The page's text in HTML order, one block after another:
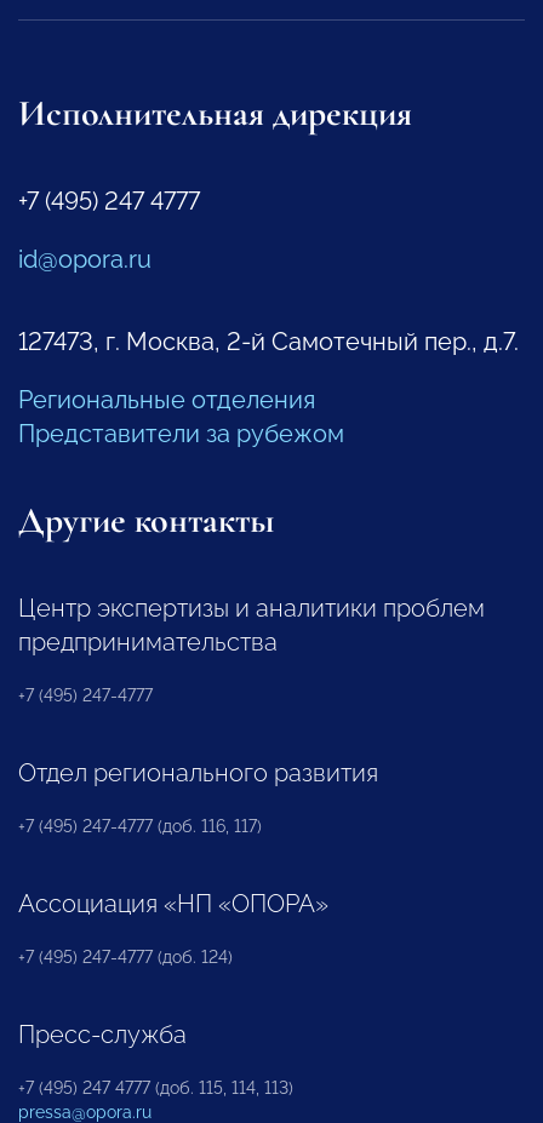
Исполнительная дирекция
+7 (495) 247 4777
id@opora.ru
127473, г. Москва, 2-й Самотечный пер., д.7.
Региональные отделения
Представители за рубежом
Другие контакты
Центр экспертизы и аналитики проблем
предпринимательства
+7 (495) 247-4777
Отдел регионального развития
+7 (495) 247-4777 (доб. 116, 117)
Ассоциация «НП «ОПОРА»
+7 (495) 247-4777 (доб. 124)
Пресс-служба
+7 (495) 247 4777 (доб. 115, 114, 113)
pressa@opora.ru